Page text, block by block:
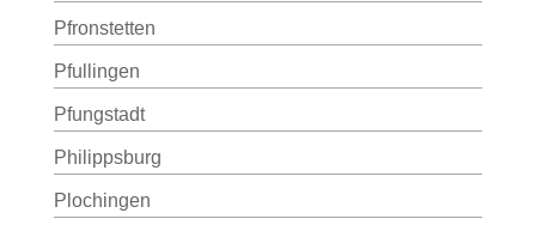
Pfronstetten
Pfullingen
Pfungstadt
Philippsburg
Plochingen